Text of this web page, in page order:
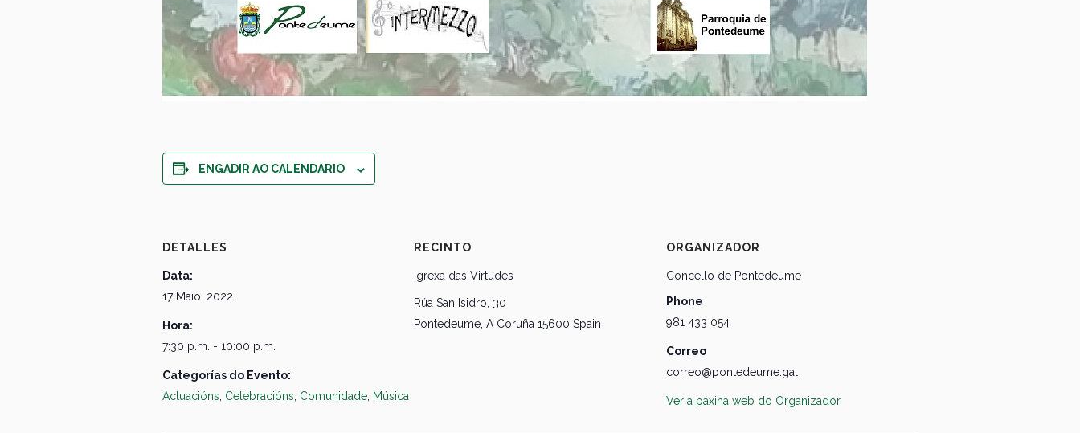
ENGADIR AO CALENDARIO
DETALLES
Data:
17 Maio, 2022
Hora:
7:30 p.m. - 10:00 p.m.
Categorías do Evento:
Actuacións Celebracións Comunidade Música
RECINTO
Igrexa das Virtudes
Rúa San Isidro, 30
Pontedeume A Coruña 15600 Spain
ORGANIZADOR
Concello de Pontedeume
Phone
981 433 054
Correo
correo@pontedeume.gal
Ver a páxina web do Organizador